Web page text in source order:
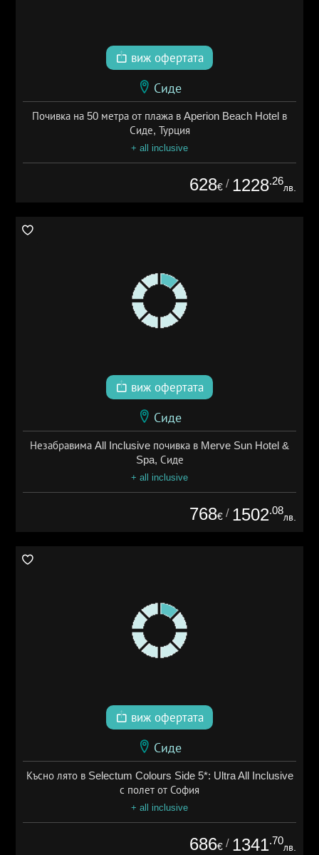
виж офертата
Сиде
Почивка на 50 метра от плажа в Aperion Beach Hotel в
Сиде, Турция
+ all inclusive
628€ / 1228.26
лв.
виж офертата
Сиде
Незабравима All Inclusive почивка в Merve Sun Hotel &
Spa, Сиде
+ all inclusive
768€ / 1502.08
лв.
виж офертата
Сиде
Късно лято в Selectum Colours Side 5*: Ultra All Inclusive
с полет от София
+ all inclusive
686€ / 1341.70
лв.